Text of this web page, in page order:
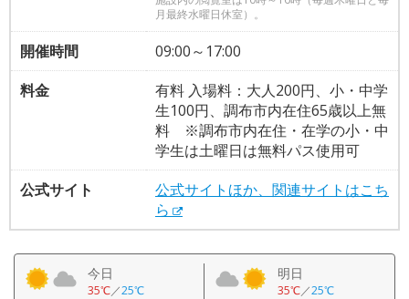
月最終水曜日休室）。
開催時間
09:00～17:00
料金
有料 入場料：大人200円、小・中学
生100円、調布市内在住65歳以上無
料 ※調布市内在住・在学の小・中
学生は土曜日は無料パス使用可
公式サイト
公式サイトほか、関連サイトはこち
ら
今日
35℃／25℃
明日
35℃／25℃